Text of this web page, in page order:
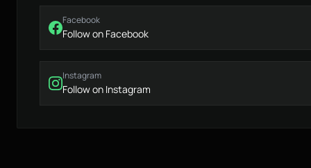
Facebook
Follow on Facebook
Instagram
Follow on Instagram